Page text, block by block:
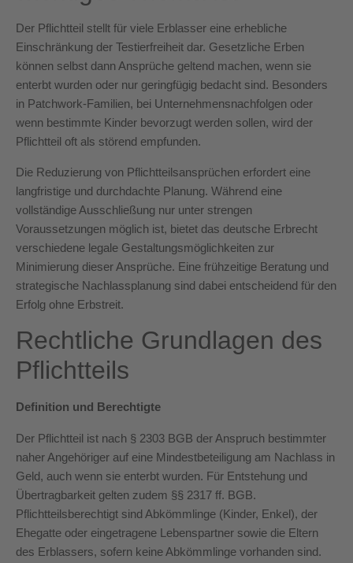
Der Pflichtteil stellt für viele Erblasser eine erhebliche
Einschränkung der Testierfreiheit dar. Gesetzliche Erben
können selbst dann Ansprüche geltend machen, wenn sie
enterbt wurden oder nur geringfügig bedacht sind. Besonders
in Patchwork-Familien, bei Unternehmensnachfolgen oder
wenn bestimmte Kinder bevorzugt werden sollen, wird der
Pflichtteil oft als störend empfunden.
Die Reduzierung von Pflichtteilsansprüchen erfordert eine
langfristige und durchdachte Planung. Während eine
vollständige Ausschließung nur unter strengen
Voraussetzungen möglich ist, bietet das deutsche Erbrecht
verschiedene legale Gestaltungsmöglichkeiten zur
Minimierung dieser Ansprüche. Eine frühzeitige Beratung und
strategische Nachlassplanung sind dabei entscheidend für den
Erfolg ohne Erbstreit.
Rechtliche Grundlagen des
Pflichtteils
Definition und Berechtigte
Der Pflichtteil ist nach § 2303 BGB der Anspruch bestimmter
naher Angehöriger auf eine Mindestbeteiligung am Nachlass in
Geld, auch wenn sie enterbt wurden. Für Entstehung und
Übertragbarkeit gelten zudem §§ 2317 ff. BGB.
Pflichtteilsberechtigt sind Abkömmlinge (Kinder, Enkel), der
Ehegatte oder eingetragene Lebenspartner sowie die Eltern
des Erblassers, sofern keine Abkömmlinge vorhanden sind.